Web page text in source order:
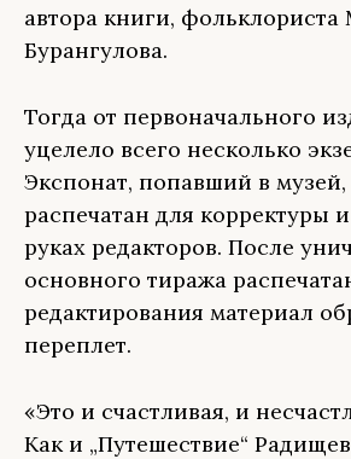
автора книги,
Бурангулова.
Тогда от первоначального
уцелело всего несколько
Экспонат, попавший в
распечатан для корректуры
руках редакторов. После
основного тиража
редактирования материал
переплет.
«Это и счастливая, и
Как и „Путешествие“